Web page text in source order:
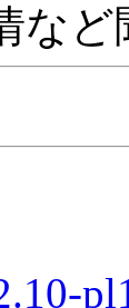
など